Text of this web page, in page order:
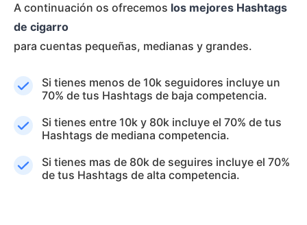
A continuación os ofrecemos los mejores Hashtags
de cigarro
para cuentas pequeñas, medianas y grandes.
Si tienes menos de 10k seguidores incluye un
70% de tus Hashtags de baja competencia.
Si tienes entre 10k y 80k incluye el 70% de tus
Hashtags de mediana competencia.
Si tienes mas de 80k de seguires incluye el 70%
de tus Hashtags de alta competencia.